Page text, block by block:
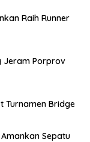
Raih Runner
Jeram Porprov
Turnamen Bridge
Sepatu